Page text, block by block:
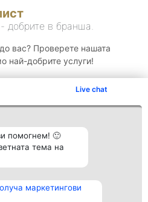
Live chat
помогнем! 🙂
тема на
маркетингови
добрите в бранша.
вас? Проверете нашата
най-добрите услуги!
Контакти